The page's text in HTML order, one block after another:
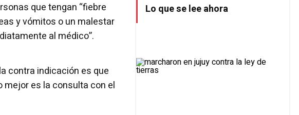
que tengan “fiebre
y vómitos o un malestar
al médico”.
contra indicación es que
es la consulta con el
Lo que se lee ahora